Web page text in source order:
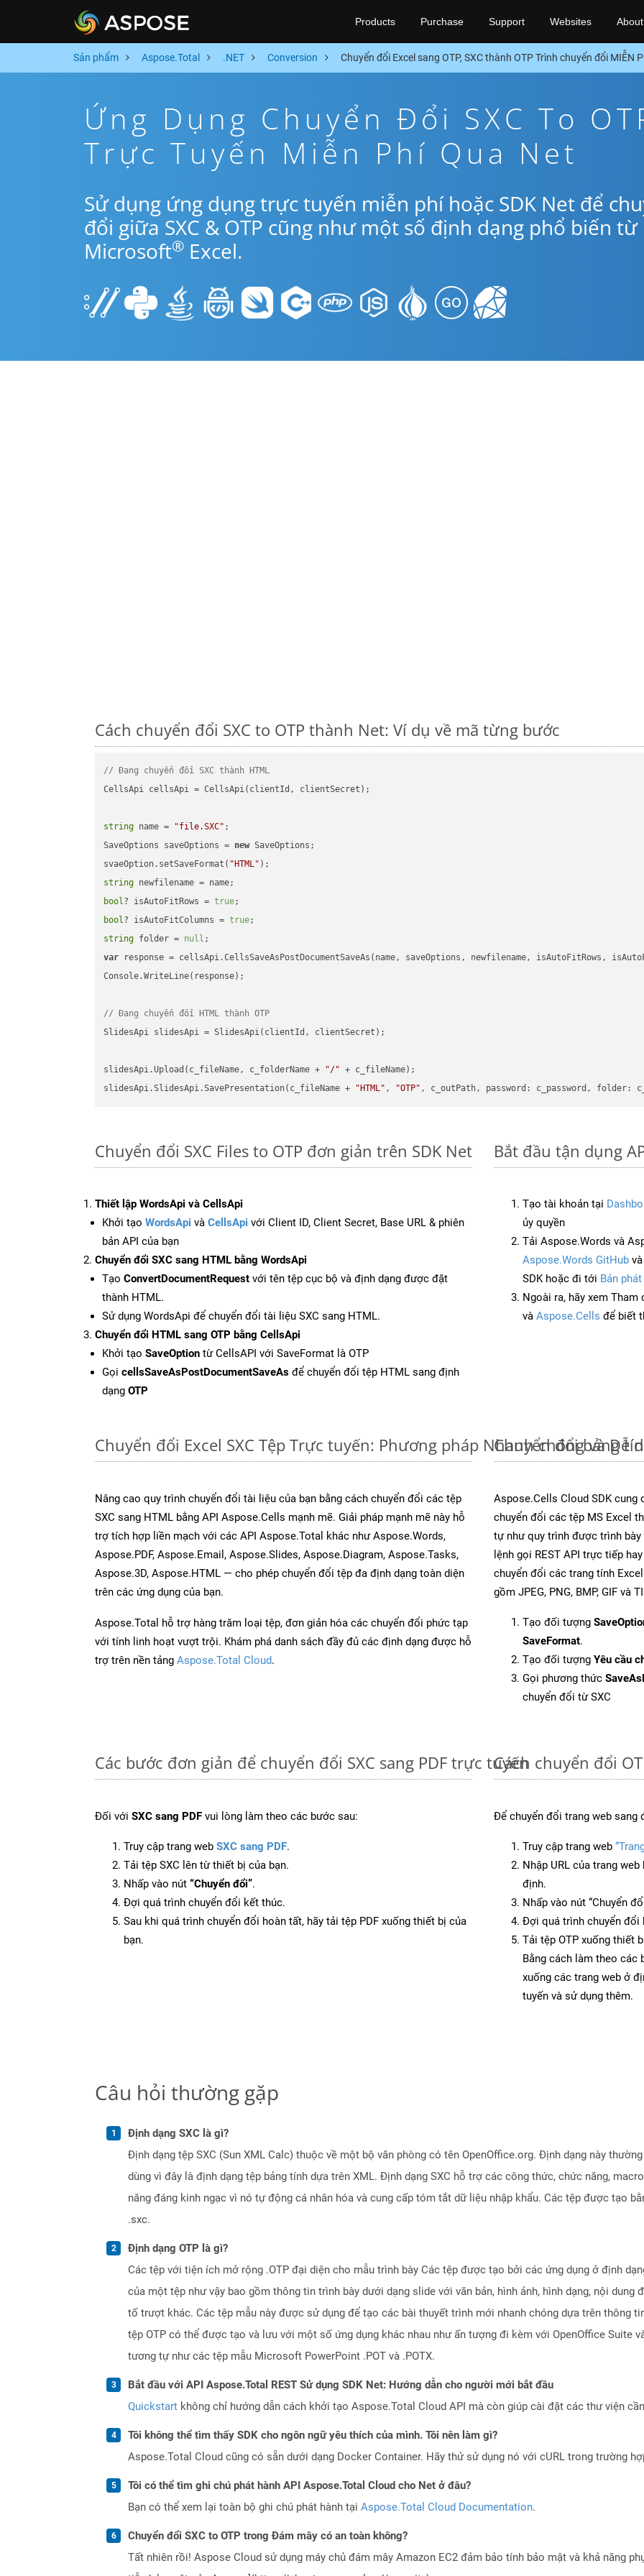
Products Purchase Support Websites About
Sản phẩm Aspose.Total .NET Conversion Chuyển đổi Excel sang OTP, SXC thành OTP Trình chuyển đổi MIỄN
Ứng Dụng Chuyển Đổi SXC To
Trực Tuyến Miễn Phí Qua Net
Sử dụng ứng dụng trực tuyến miễn phí hoặc SDK Net để
đổi giữa SXC & OTP cũng như một số định dạng phổ biến từ
Microsoft® Excel.
Cách chuyển đổi SXC to OTP thành Net: Ví dụ về mã từng bước
// Đang chuyển đổi SXC thành HTML
CellsApi cellsApi = CellsApi(clientId, clientSecret);
string name = "file.SXC" ;
SaveOptions saveOptions = new SaveOptions;
svaeOption.setSaveFormat( "HTML"
string
bool? isAutoFitRows = true
bool? isAutoFitColumns = true
string folder = null
var response = cellsApi.CellsSaveAsPostDocumentSaveAs(name, saveOptions, newfilename, isAutoFitRows,
Console.WriteLine(response);
// Đang chuyển đổi HTML thành OTP
SlidesApi slidesApi = SlidesApi(clientId, clientSecret);
slidesApi.Upload(c_fileName, c_folderName + "/" + c_fileName);
slidesApi.SlidesApi.SavePresentation(c_fileName +
"HTML" , "OTP"
Chuyển đổi SXC Files to OTP đơn giản trên SDK Net
Thiết lập WordsApi và CellsApi
Khởi tạo WordsApi và CellsApi với Client ID, Client Secret, Base URL & phiên
bản API của bạn
Chuyển đổi SXC sang HTML bằng WordsApi
Tạo ConvertDocumentRequest với tên tệp cục bộ và định dạng được đặt
thành HTML.
Sử dụng WordsApi để chuyển đổi tài liệu SXC sang HTML.
Chuyển đổi HTML sang OTP bằng CellsApi
Khởi tạo SaveOption từ CellsAPI với SaveFormat là OTP
Gọi cellsSaveAsPostDocumentSaveAs để chuyển đổi tệp HTML sang định
dạng OTP
Bắt đầu tận dụng
Tạo tài khoản tại
ủy quyền
Tải Aspose.Words và
Aspose.Words GitHub và
SDK hoặc đi tới Bản
Ngoài ra, hãy xem Tham
và Aspose.Cells để biết
Chuyển đổi Excel SXC Tệp Trực tuyến: Phương pháp Nhanh chóng và Dễ
Nâng cao quy trình chuyển đổi tài liệu của bạn bằng cách chuyển đổi các tệp
SXC sang HTML bằng API Aspose.Cells mạnh mẽ. Giải pháp mạnh mẽ này hỗ
trợ tích hợp liền mạch với các API Aspose.Total khác như Aspose.Words,
Aspose.PDF, Aspose.Email, Aspose.Slides, Aspose.Diagram, Aspose.Tasks,
Aspose.3D, Aspose.HTML — cho phép chuyển đổi tệp đa định dạng toàn diện
trên các ứng dụng của bạn.
Aspose.Total hỗ trợ hàng trăm loại tệp, đơn giản hóa các chuyển đổi phức tạp
với tính linh hoạt vượt trội. Khám phá danh sách đầy đủ các định dạng được hỗ
trợ trên nền tảng Aspose.Total Cloud.
Chuyển đổi bảng
Aspose.Cells Cloud SDK cung
chuyển đổi các tệp MS Excel
tự như quy trình được trình bày
lệnh gọi REST API trực tiếp
chuyển đổi các trang tính
gồm JPEG, PNG, BMP, GIF và
Tạo đối tượng
SaveFormat.
Tạo đối tượng Yêu cầu
Gọi phương thức
chuyển đổi từ SXC
Các bước đơn giản để chuyển đổi SXC sang PDF trực tuyến
Đối với SXC sang PDF vui lòng làm theo các bước sau:
Truy cập trang web SXC sang PDF.
Tải tệp SXC lên từ thiết bị của bạn.
Nhấp vào nút “Chuyển đổi”.
Đợi quá trình chuyển đổi kết thúc.
Sau khi quá trình chuyển đổi hoàn tất, hãy tải tệp PDF xuống thiết bị của
bạn.
Cách chuyển đổi
Để chuyển đổi trang web sang
Truy cập trang web
Nhập URL của trang
định.
Nhấp vào nút “Chuyển
Đợi quá trình chuyển đổi
Tải tệp OTP xuống thiết
Bằng cách làm theo các
xuống các trang web ở
tuyến và sử dụng thêm.
Câu hỏi thường gặp
Định dạng SXC là gì?
Định dạng tệp SXC (Sun XML Calc) thuộc về một bộ văn phòng có tên OpenOffice.org. Định dạng này
dùng vì đây là định dạng tệp bảng tính dựa trên XML. Định dạng SXC hỗ trợ các công thức, chức năng,
năng đáng kinh ngạc vì nó tự động cá nhân hóa và cung cấp tóm tắt dữ liệu nhập khẩu. Các tệp được tạo
.sxc.
Định dạng OTP là gì?
Các tệp với tiện ích mở rộng .OTP đại diện cho mẫu trình bày Các tệp được tạo bởi các ứng dụng ở định
của một tệp như vậy bao gồm thông tin trình bày dưới dạng slide với văn bản, hình ảnh, hình dạng, nội dung
tố trượt khác. Các tệp mẫu này được sử dụng để tạo các bài thuyết trình mới nhanh chóng dựa trên thông
tệp OTP có thể được tạo và lưu với một số ứng dụng khác nhau như ấn tượng đi kèm với OpenOffice Suite
tương tự như các tệp mẫu Microsoft PowerPoint .POT và .POTX.
Bắt đầu với API Aspose.Total REST Sử dụng SDK Net: Hướng dẫn cho người mới bắt đầu
Quickstart không chỉ hướng dẫn cách khởi tạo Aspose.Total Cloud API mà còn giúp cài đặt các thư viện
Tôi không thể tìm thấy SDK cho ngôn ngữ yêu thích của mình. Tôi nên làm gì?
Aspose.Total Cloud cũng có sẵn dưới dạng Docker Container. Hãy thử sử dụng nó với cURL trong trường
Tôi có thể tìm ghi chú phát hành API Aspose.Total Cloud cho Net ở đâu?
Bạn có thể xem lại toàn bộ ghi chú phát hành tại Aspose.Total Cloud Documentation.
Chuyển đổi SXC to OTP trong Đám mây có an toàn không?
Tất nhiên rồi! Aspose Cloud sử dụng máy chủ đám mây Amazon EC2 đảm bảo tính bảo mật và khả năng